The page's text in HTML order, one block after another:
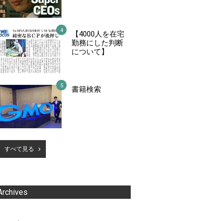
【4000人を在宅
勤務にした判断
について】
書籍検索
すべて見る